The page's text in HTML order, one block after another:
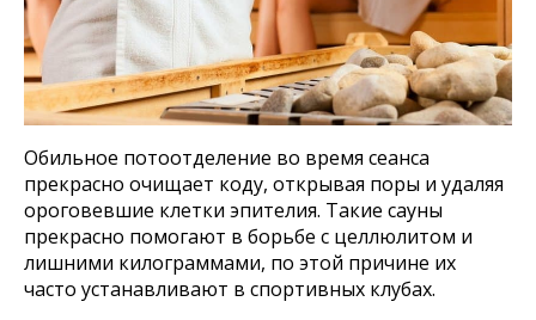
Обильное потоотделение во время сеанса
прекрасно очищает коду, открывая поры и удаляя
ороговевшие клетки эпителия. Такие сауны
прекрасно помогают в борьбе с целлюлитом и
лишними килограммами, по этой причине их
часто устанавливают в спортивных клубах.